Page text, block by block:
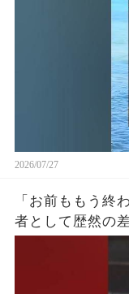
2026/07/27
「お前ももう終
者として歴然の